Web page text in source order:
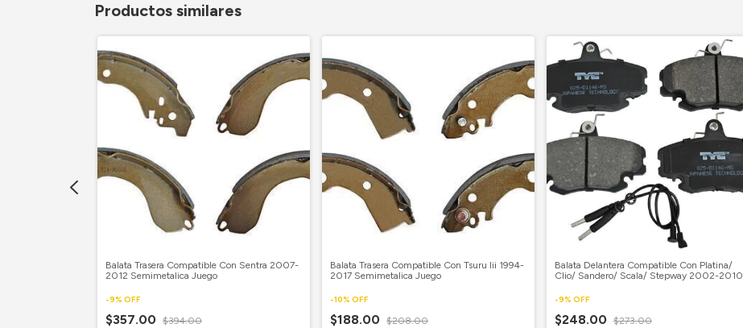
Productos similares
Balata Trasera Compatible Con Sentra 2007-
2012 Semimetalica Juego
-9% OFF
$357.00 $394.00
Balata Trasera Compatible Con Tsuru Iii 1994-
2017 Semimetalica Juego
-10% OFF
$188.00 $208.00
Balata Delantera Compatible Con Platina/
Clio/ Sandero/ Scala/ Stepway 2002-2010
-9% OFF
$248.00 $273.00